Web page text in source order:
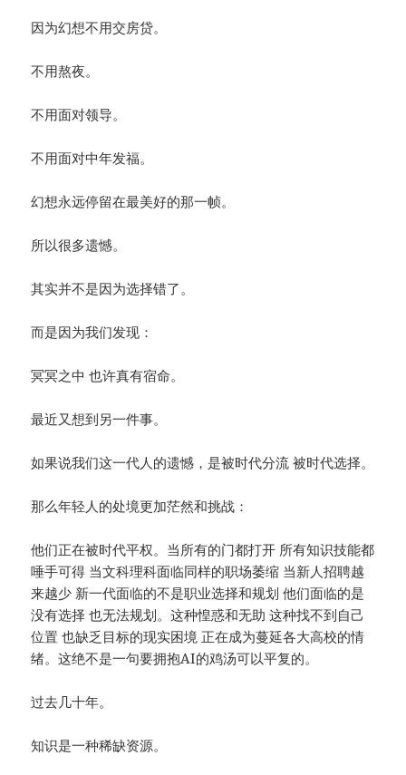
因为幻想不用交房贷。
不用熬夜。
不用面对领导。
不用面对中年发福。
幻想永远停留在最美好的那一帧。
所以很多遗憾。
其实并不是因为选择错了。
而是因为我们发现：
冥冥之中 也许真有宿命。
最近又想到另一件事。
如果说我们这一代人的遗憾，是被时代分流 被时代选择。
那么年轻人的处境更加茫然和挑战：
他们正在被时代平权。当所有的门都打开 所有知识技能都
唾手可得 当文科理科面临同样的职场萎缩 当新人招聘越
来越少 新一代面临的不是职业选择和规划 他们面临的是
没有选择 也无法规划。这种惶惑和无助 这种找不到自己
位置 也缺乏目标的现实困境 正在成为蔓延各大高校的情
绪。这绝不是一句要拥抱AI的鸡汤可以平复的。
过去几十年。
知识是一种稀缺资源。